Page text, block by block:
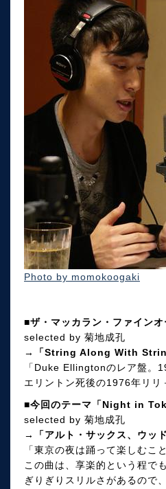
Photo by momokoogaki
■ザ・マッカラン・ファイン
selected by 菊地成孔
→「String Along With
「Duke Ellingtonのレア盤。
エリントン死後の1976年リ
■今回のテーマ「Night in
selected by 菊地成孔
→「アルト・サックス、ウッ
「東京の夜は踊って楽しむ
この曲は、享楽的という程で
ぎりぎりスリルさがあるので